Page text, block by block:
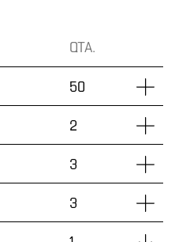
QTA.
50
2
3
3